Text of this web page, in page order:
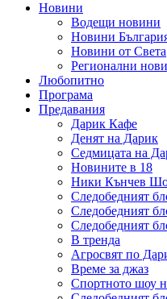
Новини
Водещи новини
Новини
Новини от Света
Регионални
Любопитно
Програма
Предавания
Дарик Кафе
Денят на Дарик
Седмицата на
Новините в 18
Ники Кънчев
Следобедният
Следобедният
Следобедният
В тренда
Агросвят по
Време за джаз
Спортното шоу